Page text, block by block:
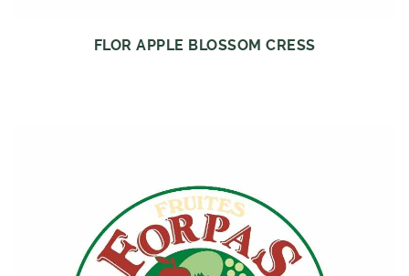
FLOR APPLE BLOSSOM CRESS